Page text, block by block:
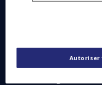
« Cette salle
Autoriser